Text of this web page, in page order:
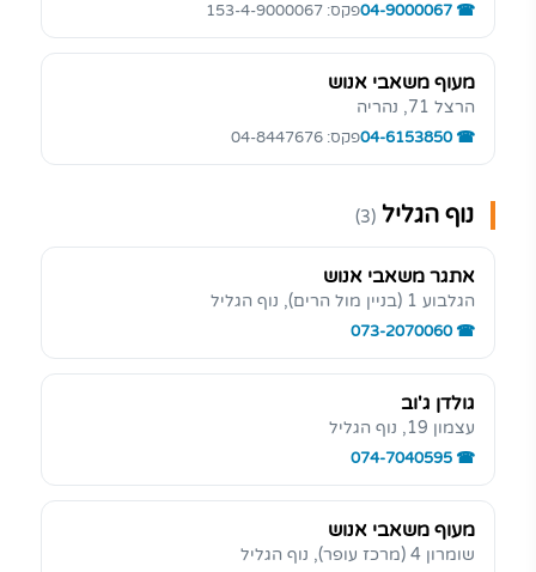
04-9000067פקס: 153-4-9000067
מעוף משאבי אנוש
הרצל 71, נהריה
04-6153850פקס: 04-8447676
נוף הגליל (3)
אתגר משאבי אנוש
הגלבוע 1 (בניין מול הרים), נוף הגליל
073-2070060
גולדן ג'וב
עצמון 19, נוף הגליל
074-7040595
מעוף משאבי אנוש
שומרון 4 (מרכז עופר), נוף הגליל